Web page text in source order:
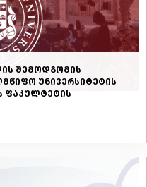
შემოდგომის
უნივერსიტეტის
ფაკულტეტის